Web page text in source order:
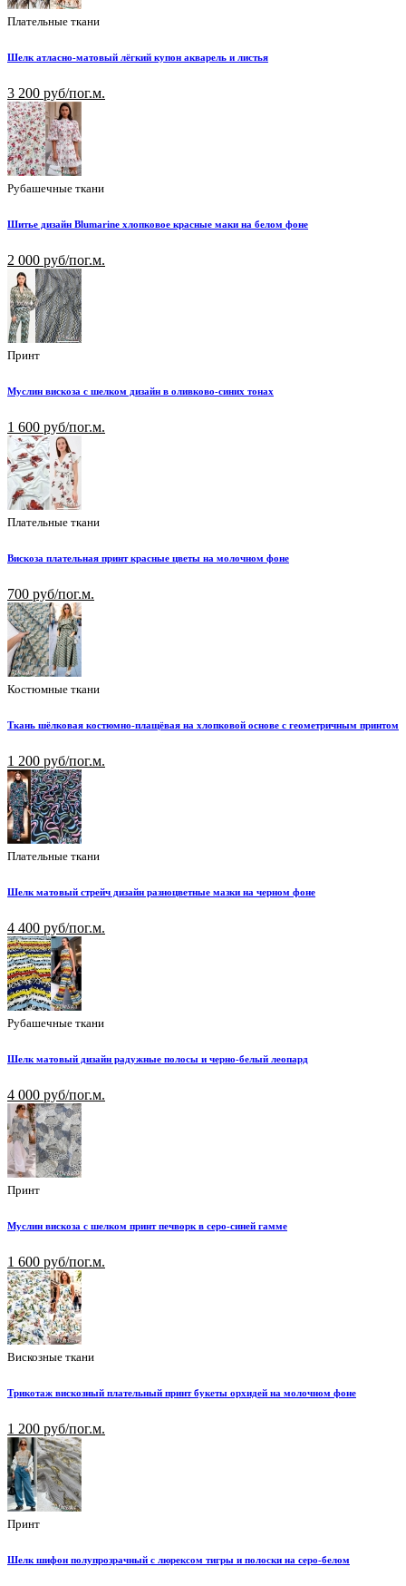
Плательные ткани
Шелк атласно-матовый лёгкий купон акварель и листья
3 200 руб/пог.м.
Рубашечные ткани
Шитье дизайн Blumarine хлопковое красные маки на белом фоне
2 000 руб/пог.м.
Принт
Муслин вискоза с шелком дизайн в оливково-синих тонах
1 600 руб/пог.м.
Плательные ткани
Вискоза плательная принт красные цветы на молочном фоне
700 руб/пог.м.
Костюмные ткани
Ткань шёлковая костюмно-плащёвая на хлопковой основе с геометричным принтом
1 200 руб/пог.м.
Плательные ткани
Шелк матовый стрейч дизайн разноцветные мазки на черном фоне
4 400 руб/пог.м.
Рубашечные ткани
Шелк матовый дизайн радужные полосы и черно-белый леопард
4 000 руб/пог.м.
Принт
Муслин вискоза с шелком принт печворк в серо-синей гамме
1 600 руб/пог.м.
Вискозные ткани
Трикотаж вискозный плательный принт букеты орхидей на молочном фоне
1 200 руб/пог.м.
Принт
Шелк шифон полупрозрачный с люрексом тигры и полоски на серо-белом